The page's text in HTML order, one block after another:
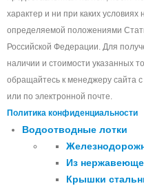
характер и ни при каких
определяемой положениями
Российской Федерации. Для
наличии и стоимости указанных
обращайтесь к менеджеру сайта
или по электронной почте.
Политика конфиденциальности
Водоотводные лотки
Из
Крышки